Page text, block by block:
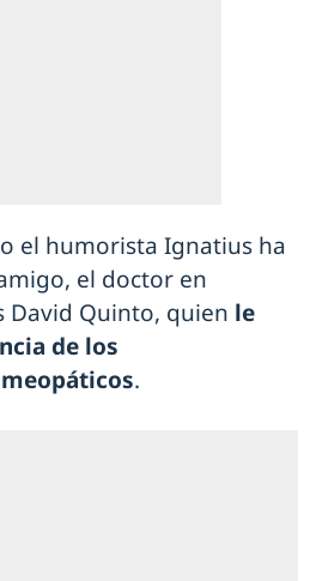
el humorista Ignatius ha
el doctor en
David Quinto, quien le
de los
.